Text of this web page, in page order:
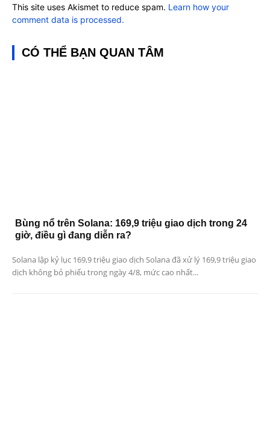
This site uses Akismet to reduce spam. Learn how your
comment data is processed.
CÓ THỂ BẠN QUAN TÂM
Bùng nổ trên Solana: 169,9 triệu giao dịch trong 24
giờ, điều gì đang diễn ra?
Solana lập kỷ lục 169,9 triệu giao dịch Solana đã xử lý 169,9 triệu giao
dịch không bỏ phiếu trong ngày 4/8, mức cao nhất...